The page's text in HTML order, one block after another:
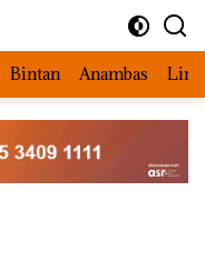
Bintan Anambas